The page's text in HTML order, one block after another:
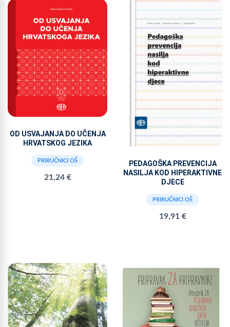
OD USVAJANJA DO UČENJA
HRVATSKOG JEZIKA
PRIRUČNICI OŠ
21,24 €
PEDAGOŠKA PREVENCIJA
NASILJA KOD HIPERAKTIVNE
DJECE
PRIRUČNICI OŠ
19,91 €